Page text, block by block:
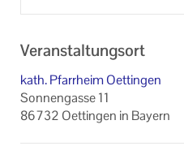
Veranstaltungsort
kath. Pfarrheim Oettingen
Sonnengasse 11
86732 Oettingen in Bayern